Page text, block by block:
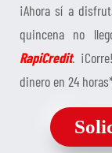
¡Ahora sí a
quincena no
RapiCredit.
dinero en 24